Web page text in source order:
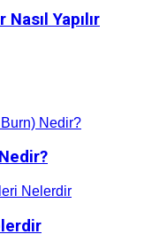
Yapılır